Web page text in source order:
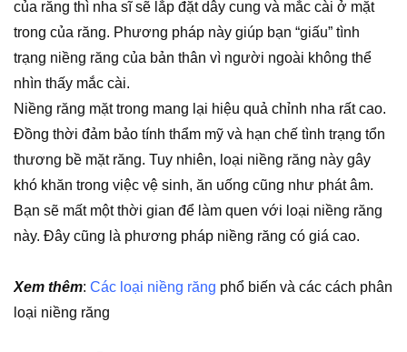
của răng thì nha sĩ sẽ lắp đặt dây cung và mắc cài ở mặt
trong của răng. Phương pháp này giúp bạn “giấu” tình
trạng niềng răng của bản thân vì người ngoài không thể
nhìn thấy mắc cài.
Niềng răng mặt trong mang lại hiệu quả chỉnh nha rất cao.
Đồng thời đảm bảo tính thẩm mỹ và hạn chế tình trạng tổn
thương bề mặt răng. Tuy nhiên, loại niềng răng này gây
khó khăn trong việc vệ sinh, ăn uống cũng như phát âm.
Bạn sẽ mất một thời gian để làm quen với loại niềng răng
này. Đây cũng là phương pháp niềng răng có giá cao.
Xem thêm: Các loại niềng răng phổ biến và các cách phân
loại niềng răng